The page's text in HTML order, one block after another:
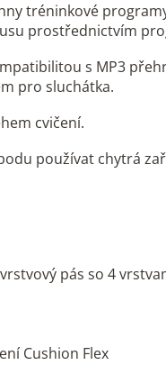
tréninkové
prostřednictvím
s MP3
pro sluchátka.
cvičení.
používat chytrá
pás so 4
Cushion Flex